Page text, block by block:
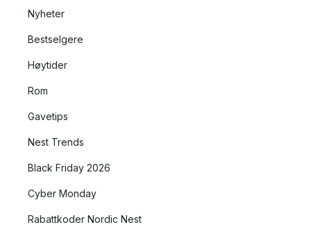
Nyheter
Bestselgere
Høytider
Rom
Gavetips
Nest Trends
Black Friday 2026
Cyber Monday
Rabattkoder Nordic Nest